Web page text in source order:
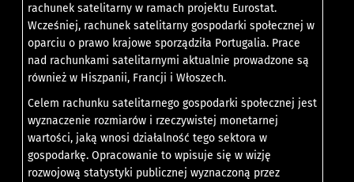
rachunek satelitarny w ramach projektu Eurostat.
Wcześniej, rachunek satelitarny gospodarki społecznej w
oparciu o prawo krajowe sporządziła Portugalia. Prace
nad rachunkami satelitarnymi aktualnie prowadzone są
również w Hiszpanii, Francji i Włoszech.
Celem rachunku satelitarnego gospodarki społecznej jest
wyznaczenie rozmiarów i rzeczywistej monetarnej
wartości, jaką wnosi działalność tego sektora w
gospodarkę. Opracowanie to wpisuje się w wizję
rozwojową statystyki publicznej wyznaczoną przez